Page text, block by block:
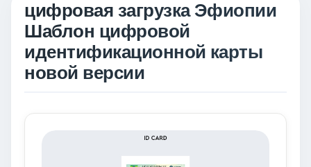
цифровая загрузка Эфиопии
Шаблон цифровой
идентификационной карты
новой версии